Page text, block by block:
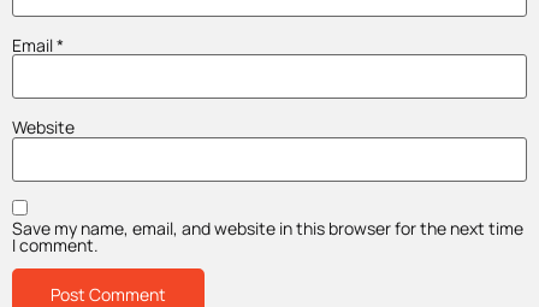
Email*
Website
Save my name, email, and website in this browser for the next time
I comment.